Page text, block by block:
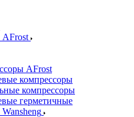
AFrost
AFrost
компрессоры
компрессоры
герметичные